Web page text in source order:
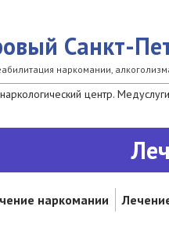
Санкт-
наркомании,
центр.
наркомании